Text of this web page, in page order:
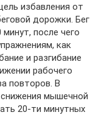
избавления от
дорожки. Бег
после чего
как
и разгибание
рабочего
повторов. В
мышечной
20-ти минутных